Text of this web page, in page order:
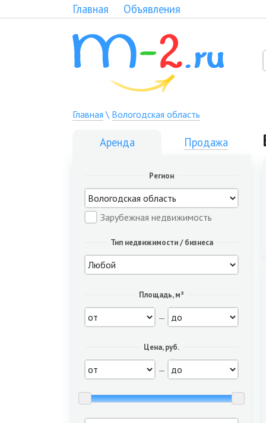
Главная Объявления
Главная \ Вологодская область
Аренда Продажа
Регион
Зарубежная недвижимость
Тип недвижимости / бизнеса
Площадь, м²
—
Цена, руб.
—